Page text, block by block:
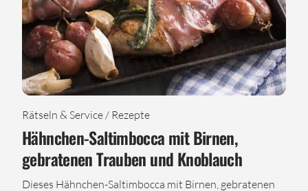
Rätseln & Service / Rezepte
Hähnchen-Saltimbocca mit Birnen,
gebratenen Trauben und Knoblauch
Dieses Hähnchen-Saltimbocca mit Birnen, gebratenen